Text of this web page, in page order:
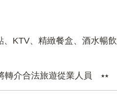
KTV、精緻餐盒、酒水暢飲
轉介合法旅遊從業人員 ⭑⭑